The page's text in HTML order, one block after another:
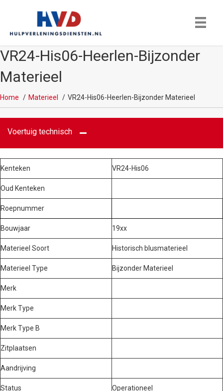
VR24-His06-Heerlen-Bijzonder
Materieel
Home Materieel VR24-His06-Heerlen-Bijzonder Materieel
Voertuig technisch
Kenteken VR24-His06
Oud Kenteken
Roepnummer
Bouwjaar 19xx
Materieel Soort Historisch blusmaterieel
Materieel Type Bijzonder Materieel
Merk
Merk Type
Merk Type B
Zitplaatsen
Aandrijving
Status Operationeel